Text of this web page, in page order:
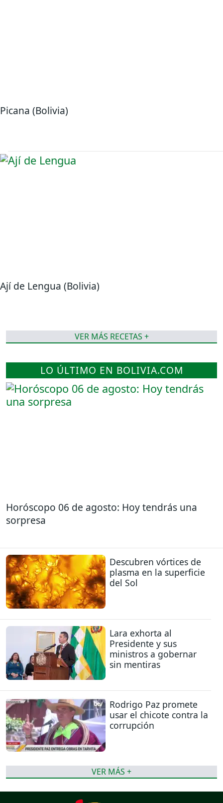
Picana (Bolivia)
Ají de Lengua (Bolivia)
VER MÁS RECETAS +
LO ÚLTIMO EN BOLIVIA.COM
Horóscopo 06 de agosto: Hoy tendrás una
sorpresa
Descubren vórtices de
plasma en la superficie
del Sol
Lara exhorta al
Presidente y sus
ministros a gobernar
sin mentiras
Rodrigo Paz promete
usar el chicote contra la
corrupción
VER MÁS +